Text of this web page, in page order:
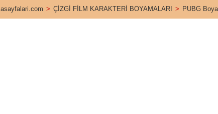
> ÇİZGİ FİLM KARAKTERİ BOYAMALARI > PUBG